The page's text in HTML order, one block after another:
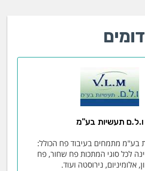
ו.ל.ם תעשיות בע"מ
בע"מ מתמחים בעיבוד פח הכולל:
לכל סוגי המתכות פח שחור, פח
אלומיניום, נירוסטה ועוד.